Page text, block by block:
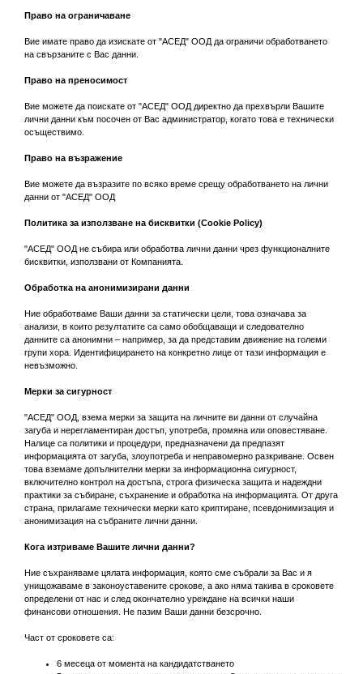
Право на ограничаване
Вие имате право да изискате от "АСЕД" ООД да ограничи обработването
на свързаните с Вас данни.
Право на преносимост
Вие можете да поискате от "АСЕД" ООД директно да прехвърли Вашите
лични данни към посочен от Вас администратор, когато това е технически
осъществимо.
Право на възражение
Вие можете да възразите по всяко време срещу обработването на лични
данни от "АСЕД" ООД
Политика за използване на бисквитки (Cookie Policy)
"АСЕД" ООД не събира или обработва лични данни чрез функционалните
бисквитки, използвани от Компанията.
Обработка на анонимизирани данни
Ние обработваме Ваши данни за статически цели, това означава за
анализи, в които резултатите са само обобщаващи и следователно
данните са анонимни – например, за да представим движение на големи
групи хора. Идентифицирането на конкретно лице от тази информация е
невъзможно.
Мерки за сигурност
"АСЕД" ООД, взема мерки за защита на личните ви данни от случайна
загуба и нерегламентиран достъп, употреба, промяна или оповестяване.
Налице са политики и процедури, предназначени да предпазят
информацията от загуба, злоупотреба и неправомерно разкриване. Освен
това вземаме допълнителни мерки за информационна сигурност,
включително контрол на достъпа, строга физическа защита и надеждни
практики за събиране, съхранение и обработка на информацията. От друга
страна, прилагаме технически мерки като криптиране, псевдонимизация и
анонимизация на събраните лични данни.
Кога изтриваме Вашите лични данни?
Ние съхраняваме цялата информация, която сме събрали за Вас и я
унищожаваме в законоуставените срокове, а ако няма такива в сроковете
определени от нас и след окончателно уреждане на всички наши
финансови отношения. Не пазим Ваши данни безсрочно.
Част от сроковете са:
6 месеца от момента на кандидатстването